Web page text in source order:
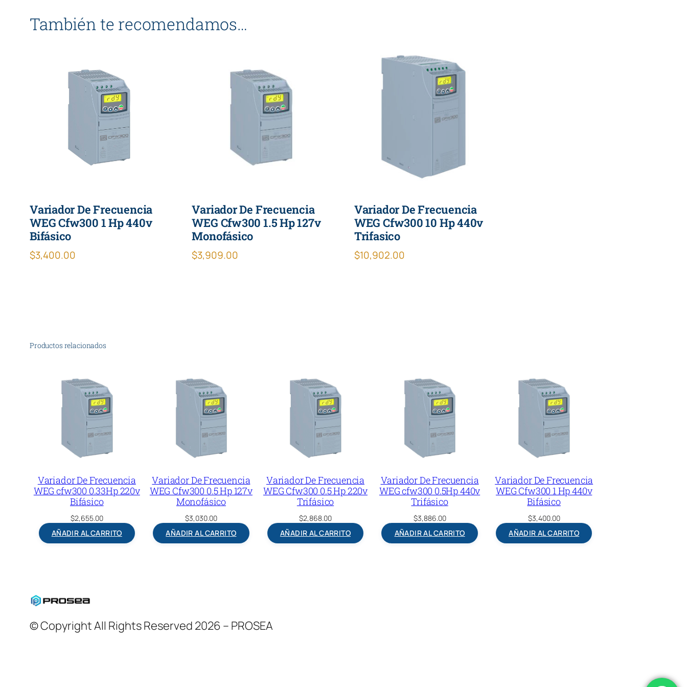
t
i
d
También te recomendamos…
Variador De Frecuencia
WEG Cfw300 1 Hp 440v
Bifásico
$3,400.00
Variador De Frecuencia
WEG Cfw300 1.5 Hp 127v
Monofásico
$3,909.00
Variador De Frecuencia
WEG Cfw300 10 Hp 440v
Trifasico
$10,902.00
Productos relacionados
Variador De Frecuencia
WEG cfw300 0.33Hp 220v
Bifásico
$2,655.00
AÑADIR AL CARRITO
Variador De Frecuencia
WEG Cfw300 0.5 Hp 127v
Monofásico
$3,030.00
AÑADIR AL CARRITO
Variador De Frecuencia
WEG Cfw300 0.5 Hp 220v
Trifásico
$2,868.00
AÑADIR AL CARRITO
Variador De Frecuencia
WEG cfw300 0.5Hp 440v
Trifásico
$3,886.00
AÑADIR AL CARRITO
Variador De Frecuencia
WEG Cfw300 1 Hp 440v
Bifásico
$3,400.00
AÑADIR AL CARRITO
© Copyright All Rights Reserved 2026 – PROSEA